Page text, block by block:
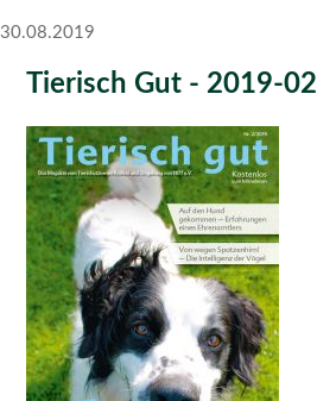
30.08.2019
Tierisch Gut - 2019-02